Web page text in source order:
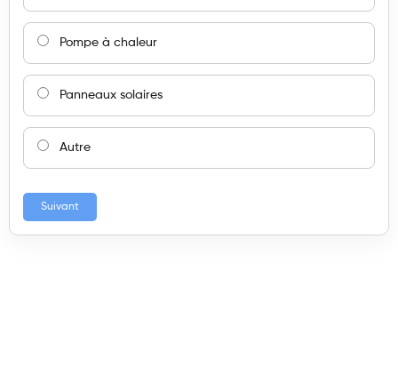
Pompe à chaleur
Panneaux solaires
Autre
Suivant